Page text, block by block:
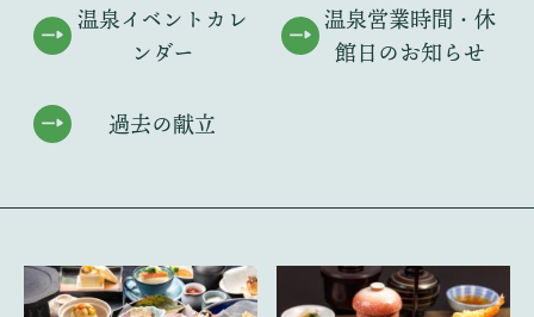
温泉イベントカレ
ンダー
温泉営業時間・ 休
館日のお知らせ
過去の献立